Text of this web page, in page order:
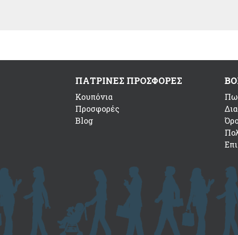
ΠΑΤΡΙΝΕΣ ΠΡΟΣΦΟΡΕΣ
Κουπόνια
Προσφορές
Blog